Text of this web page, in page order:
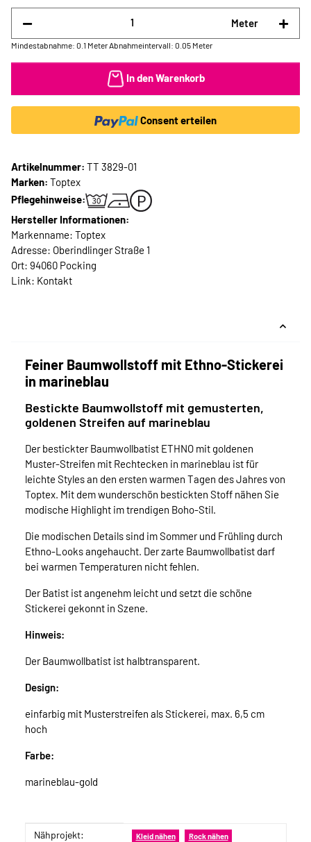
Meter
Mindestabnahme: 0.1 Meter Abnahmeintervall: 0.05 Meter
In den Warenkorb
Consent erteilen
Artikelnummer: TT 3829-01
Marken: Toptex
Pflegehinweise:
Hersteller Informationen:
Markenname: Toptex
Adresse: Oberindlinger Straße 1
Ort: 94060 Pocking
Link: Kontakt
Feiner Baumwollstoff mit Ethno-Stickerei
in marineblau
Bestickte Baumwollstoff mit gemusterten,
goldenen Streifen auf marineblau
Der bestickter Baumwollbatist ETHNO mit goldenen
Muster-Streifen mit Rechtecken in marineblau ist für
leichte Styles an den ersten warmen Tagen des Jahres von
Toptex. Mit dem wunderschön bestickten Stoff nähen Sie
modische Highlight im trendigen Boho-Stil.
Die modischen Details sind im Sommer und Frühling durch
Ethno-Looks angehaucht. Der zarte Baumwollbatist darf
bei warmen Temperaturen nicht fehlen.
Der Batist ist angenehm leicht und setzt die schöne
Stickerei gekonnt in Szene.
Hinweis:
Der Baumwollbatist ist halbtransparent.
Design:
einfarbig mit Musterstreifen als Stickerei, max. 6,5 cm
hoch
Farbe:
marineblau-gold
Produkteigenschaft
Wert
Nähprojekt: Kleid nähen Rock nähen